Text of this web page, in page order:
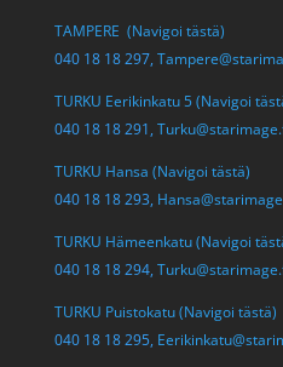
TAMPERE (Navigoi tästä)
040 18 18 297,
TURKU Eerikinkatu 5 (Navigoi
040 18 18 291,
TURKU Hansa (Navigoi tästä)
040 18 18 293,
TURKU Hämeenkatu (Navigoi
040 18 18 294,
TURKU Puistokatu (Navigoi tästä)
040 18 18 295,